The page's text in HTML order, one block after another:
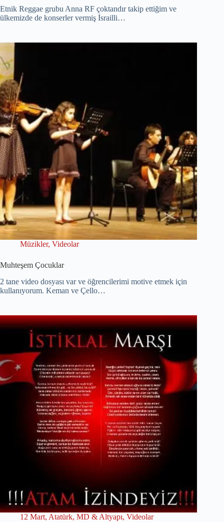
Etnik Reggae grubu Anna RF çoktandır takip ettiğim ve
ülkemizde de konserler vermiş İsrailli…
Müzikler, Videolar
Muhteşem Çocuklar
2 tane video dosyası var ve öğrencilerimi motive etmek için
kullanıyorum. Keman ve Çello…
12 Mart, Atatürk, MD & Altyapı, Videolar